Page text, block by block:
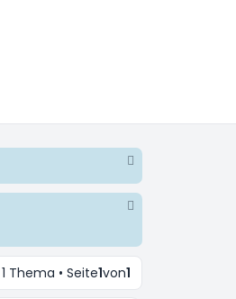
1 Thema • Seite1von1